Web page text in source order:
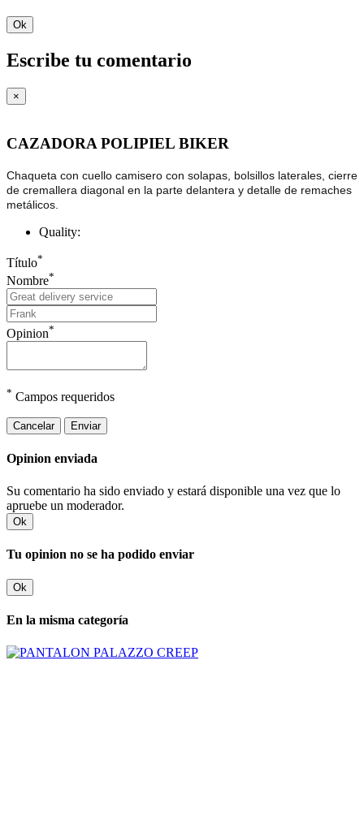
Ok
Escribe tu comentario
×
CAZADORA POLIPIEL BIKER
Chaqueta con cuello camisero con solapas, bolsillos laterales, cierre
de cremallera diagonal en la parte delantera y detalle de remaches
metálicos.
Quality:
Título*
Nombre*
Opinion*
* Campos requeridos
Cancelar Enviar
Opinion enviada
Su comentario ha sido enviado y estará disponible una vez que lo
apruebe un moderador.
Ok
Tu opinion no se ha podido enviar
Ok
En la misma categoría